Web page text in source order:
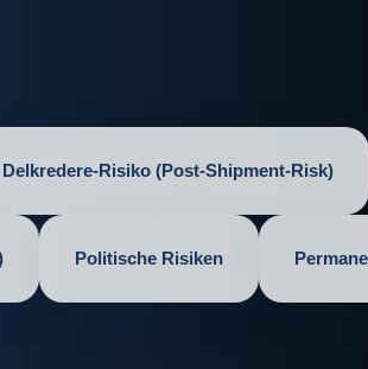
Delkredere-Risiko (Post-Shipment-Risk)
Politische Risiken